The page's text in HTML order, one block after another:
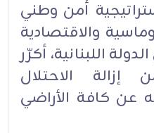
أمن وطني
والاقتصادية
اللبنانية، أكرّر
إزالة الاحتلال
عن كافة الأراضي